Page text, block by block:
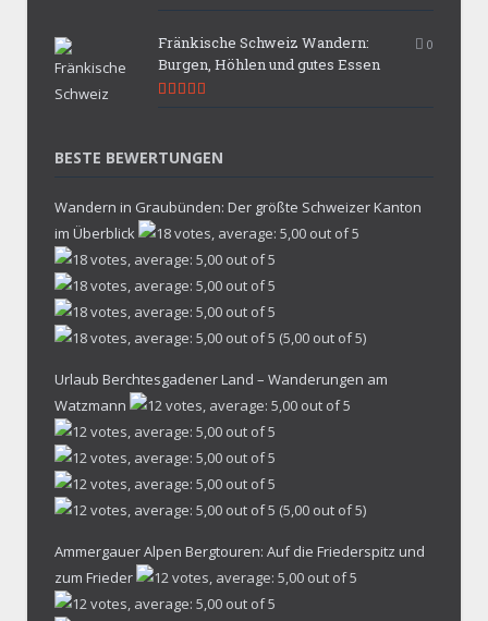
0
Fränkische Schweiz Wandern:
Burgen, Höhlen und gutes Essen
BESTE BEWERTUNGEN
Wandern in Graubünden: Der größte Schweizer Kanton
im Überblick
(5,00 out of 5)
Urlaub Berchtesgadener Land – Wanderungen am
Watzmann
(5,00 out of 5)
Ammergauer Alpen Bergtouren: Auf die Friederspitz und
zum Frieder